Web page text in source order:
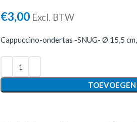
€3,00 Excl. BTW
Cappuccino-ondertas -SNUG- Ø 15,5